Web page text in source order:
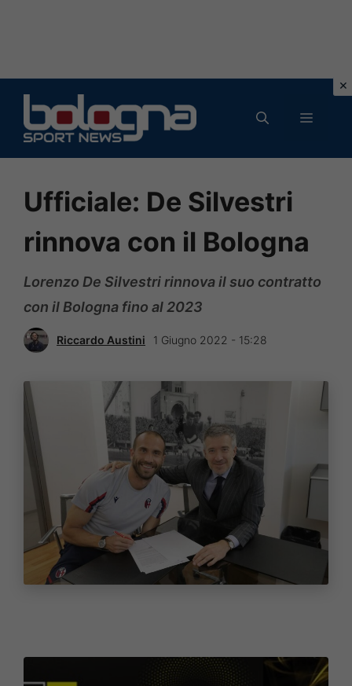
contenuto
MENU
Ufficiale: De Silvestri
rinnova con il Bologna
Lorenzo De Silvestri rinnova il suo contratto
con il Bologna fino al 2023
Riccardo Austini 1 Giugno 2022 - 15:28